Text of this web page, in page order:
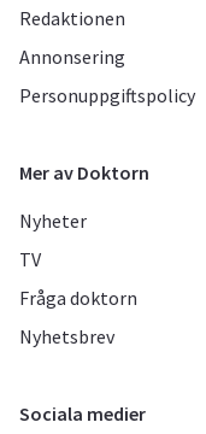
Redaktionen
Annonsering
Personuppgiftspolicy
Mer av Doktorn
Nyheter
TV
Fråga doktorn
Nyhetsbrev
Sociala medier